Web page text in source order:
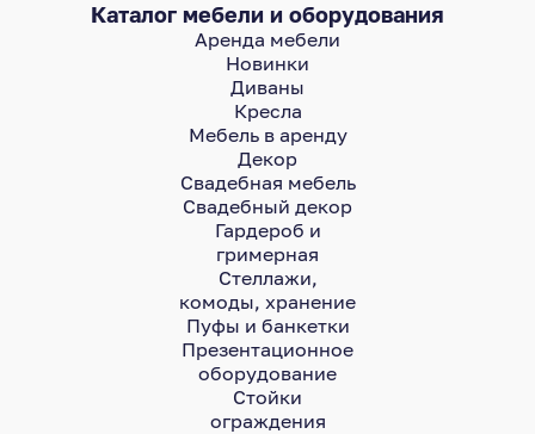
Каталог мебели и оборудования
Аренда мебели
Новинки
Диваны
Кресла
Мебель в аренду
Декор
Свадебная мебель
Свадебный декор
Гардероб и
гримерная
Стеллажи,
комоды, хранение
Пуфы и банкетки
Презентационное
оборудование
Стойки
ограждения